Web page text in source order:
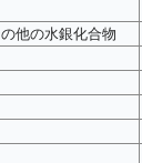
他の水銀化合物